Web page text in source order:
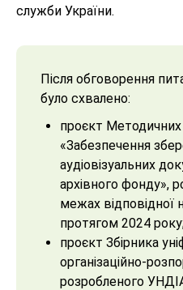
служби України.
Після обговорення
було схвалено:
проєкт
«Забезпечення
аудіовізуальних
архівного фонду»,
межах відповідної
протягом 2024
проєкт Збірника
організаційно-
розробленого